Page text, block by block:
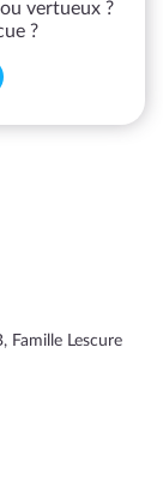
vertueux ?
?
Famille Lescure